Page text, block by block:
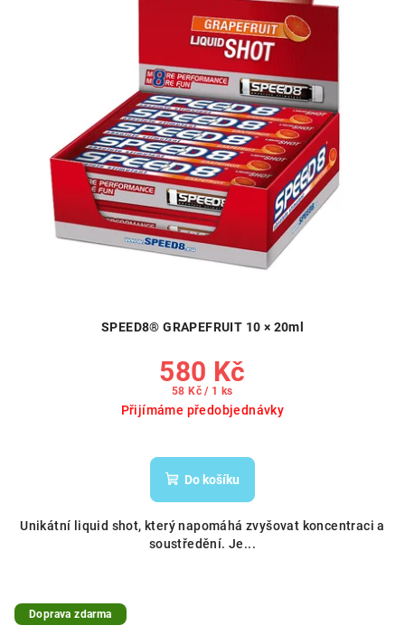
SPEED8® GRAPEFRUIT 10 × 20ml
580 Kč
Měrná
58 Kč / 1 ks
Přijímáme předobjednávky
Do košíku
Unikátní liquid shot, který napomáhá zvyšovat koncentraci a
soustředění. Je...
Doprava zdarma